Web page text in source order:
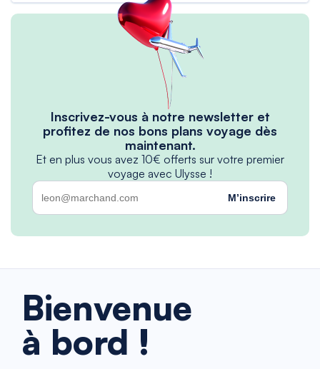
Inscrivez-vous à notre newsletter et
profitez de nos bons plans voyage dès
maintenant.
Et en plus vous avez 10€ offerts sur votre premier
voyage avec Ulysse !
M’inscrire
Bienvenue
à bord !